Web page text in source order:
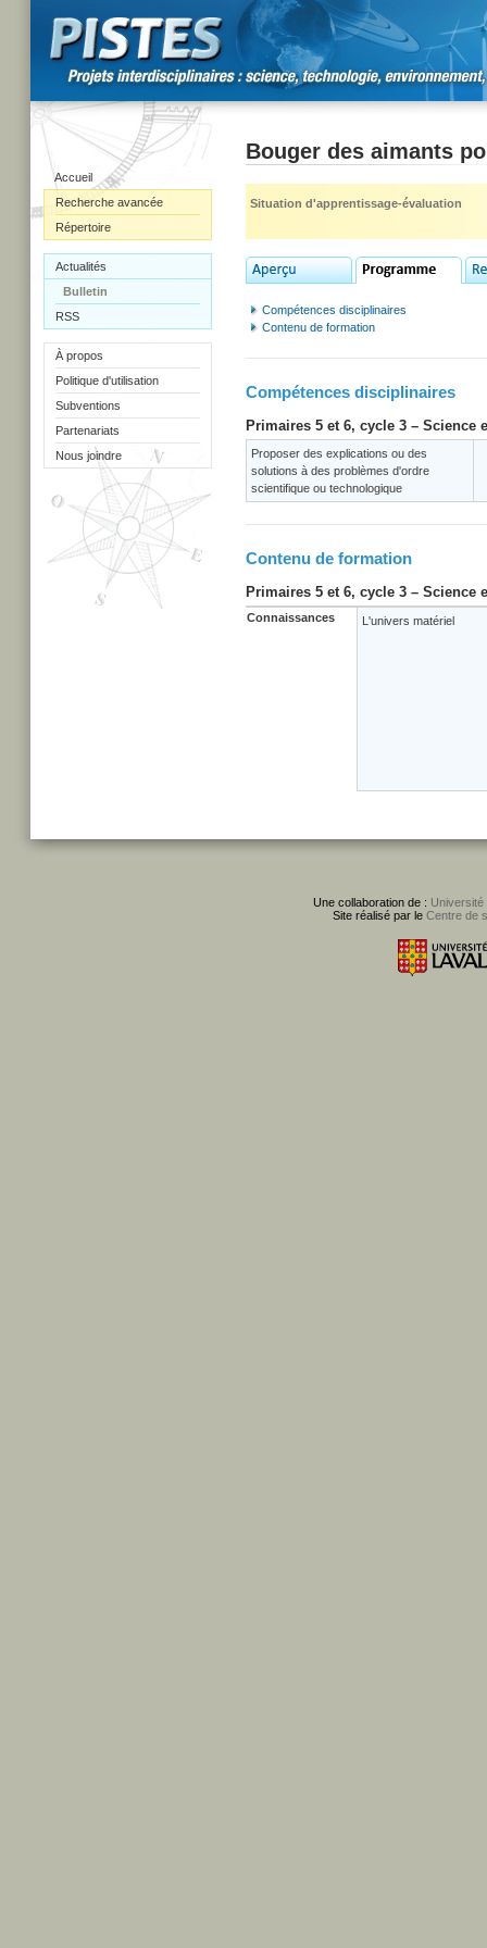
Accueil
Recherche avancée
Répertoire
Actualités
Bulletin
RSS
À propos
Politique d'utilisation
Subventions
Partenariats
Nous joindre
Bouger des aimants
Situation d'apprentissage-évaluation
Compétences disciplinaires
Contenu de formation
Compétences disciplinaires
Primaires 5 et 6, cycle 3 – Science
Proposer des explications ou des
solutions à des problèmes d'ordre
scientifique ou technologique
Contenu de formation
Primaires 5 et 6, cycle 3 – Science
Connaissances L'univers matériel
Une collaboration de : Université
Site réalisé par le Centre de